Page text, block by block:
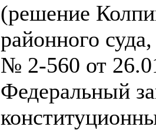
(решение
районного
№ 2-560 от
Федеральный